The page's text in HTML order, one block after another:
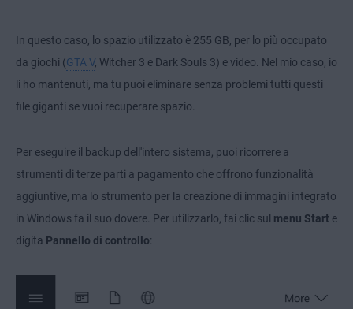
In questo caso, lo spazio utilizzato è 255 GB, per lo più occupato
da giochi (GTA V, Witcher 3 e Dark Souls 3) e video. Nel mio caso, io
li ho mantenuti, ma tu puoi eliminare senza problemi tutti questi
file giganti se vuoi recuperare spazio.
Per eseguire il backup dell'intero sistema, puoi ricorrere a
strumenti di terze parti a pagamento che offrono funzionalità
aggiuntive, ma lo strumento per la creazione di immagini integrato
in Windows fa il suo dovere. Per utilizzarlo, fai clic sul menu Start e
digita Pannello di controllo: